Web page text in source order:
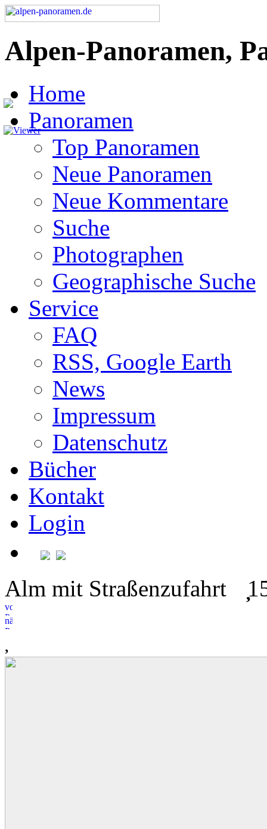
Alpen-Panoramen,
Home
Panoramen
Top Panoramen
Neue Panoramen
Neue Kommentare
Suche
Photographen
Geographische Suche
Service
FAQ
RSS, Google Earth
News
Impressum
Datenschutz
Bücher
Kontakt
Login
Alm mit Straßenzufahrt